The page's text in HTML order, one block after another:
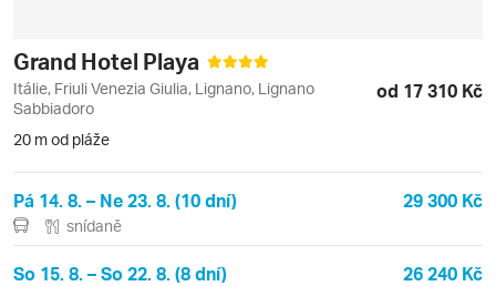
Grand Hotel Playa
Itálie, Friuli Venezia Giulia, Lignano, Lignano
Sabbiadoro
od 17 310 Kč
20 m od pláže
Pá 14. 8. – Ne 23. 8. (10 dní) 29 300 Kč
snídaně
So 15. 8. – So 22. 8. (8 dní) 26 240 Kč